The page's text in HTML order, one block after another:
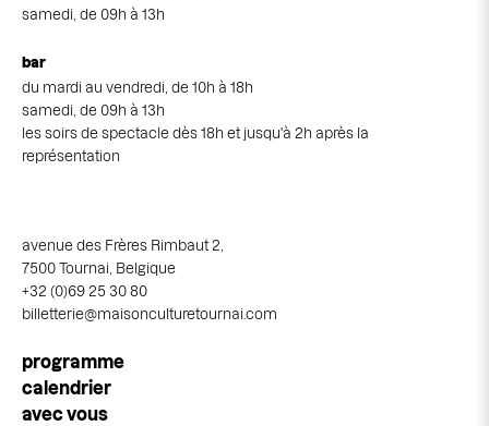
samedi, de 09h à 13h
bar
du mardi au vendredi, de 10h à 18h
samedi, de 09h à 13h
les soirs de spectacle dès 18h et jusqu'à 2h après la
représentation
avenue des Frères Rimbaut 2,
7500 Tournai, Belgique
+32 (0)69 25 30 80
billetterie@maisonculturetournai.com
Navigation
principale
programme
calendrier
avec vous